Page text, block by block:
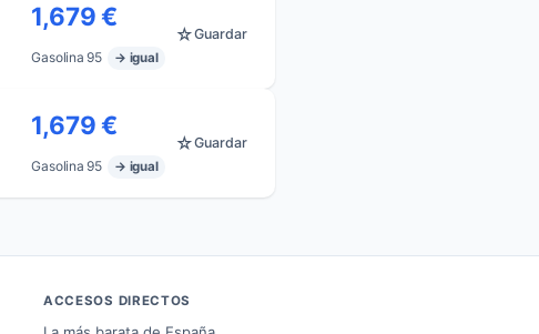
1,679 €
Gasolina 95 → igual
☆Guardar
1,679 €
Gasolina 95 → igual
☆Guardar
ACCESOS DIRECTOS